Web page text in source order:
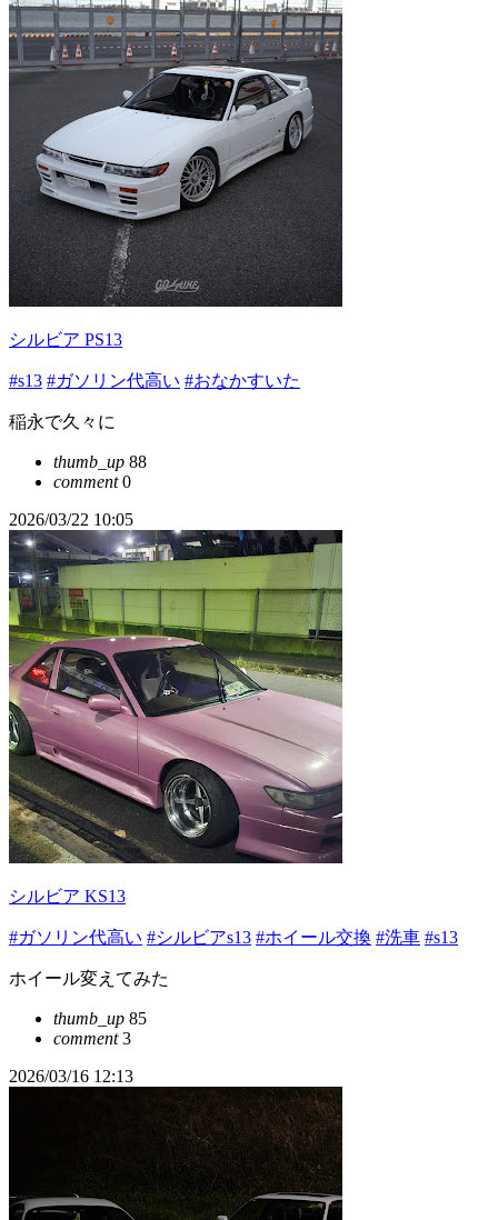
シルビア PS13
#s13 #ガソリン代高い #おなかすいた
稲永で久々に
thumb_up 88
comment0
2026/03/22 10:05
シルビア KS13
#ガソリン代高い #シルビアs13 #ホイール交換 #洗車 #s13
ホイール変えてみた
thumb_up 85
comment3
2026/03/16 12:13